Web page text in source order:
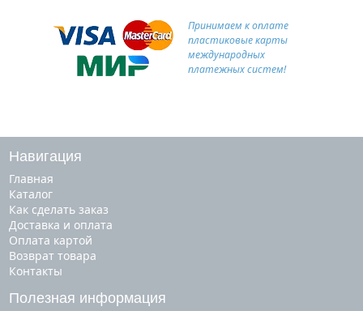
Принимаем к оплате
пластиковые карты
международных
платежных систем!
Навигация
Главная
Каталог
Как сделать заказ
Доставка и оплата
Оплата картой
Возврат товара
Контакты
Полезная информация